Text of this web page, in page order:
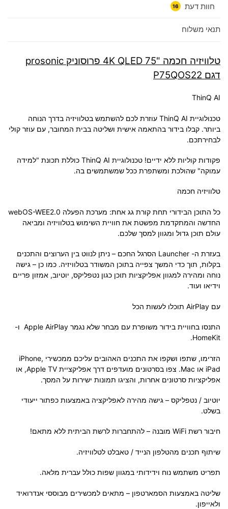
חוות דעת 16
תנאי משלוח
טלוויזיה חכמה "75 4K QLED פרוסוניק prosonic
דגם P75QOS22
ThinQ AI
טכנולוגיית ThinQ AI עוזרת לכם להשתמש בטלוויזיה בדרך הנוחה
ביותר. קבלו בידור בהתאמה אישית ושליטה בבית המחובר, עם עוזר קולי
לבחירתכם.
פקודות קוליות ללא ידיים! טכנולוגיית ThinQ AI כוללת תכונת "למידה
עמוקה" שהולכת ומשתפרת ככל שמשתמשים בה.
טלוויזיה חכמה
כל התוכן הבידורי תחת קורת גג אחת: מערכת הפעלה webOS-WEE2.0
החדשה והמתקדמת מפשטת את חוויית השימוש בטלוויזיה ומביאה
עולם תוכן גדול ומגוון למסך שלכם.
בעזרת ה- Launcher הסרגל החכם – ניתן לנווט בין הערוצים והתכנים
בקלות, תוך כדי המשך צפייה בתוכן המשודר בטלוויזיה. כמו כן – גישה
נוחה ומהירה למגוון אפליקציות תוכן כגון נטפליקס, יוטיוב, אמזון פריים
וידיאו ועוד.
עם AirPlay תוכלו לעשות הכל
התנסו בחוויית בידור משופרת עם מבחר שלא נגמר Apple AirPlay ו-
HomeKit.
הזרימו, שתפו ושקפו את התכנים האהובים עליכם ממכשירי iPhone,
iPad או Mac. צפו בסרטונים מועדפים דרך אפליקציית Apple TV, או
אפליקציות סרטונים אחרות, והציגו תמונות ישירות על המסך.
יוטיוב / נטפליקס – גישה מהירה לאפליקציה באמצעות כפתור ייעודי
בשלט.
חיבור רשת WiFi מובנה – להתחברות לרשת הביתית ללא מתאם!
שיתוף תכנים מהטלפון הנייד / טאבלט לטלוויזיה.
תפריט משתמש נוח וידידותי במגוון שפות כולל עברית מלאה.
שליטה באמצעות הסמארטפון – מתאים למכשירים מבוססי אנדרואיד
ולאייפון.